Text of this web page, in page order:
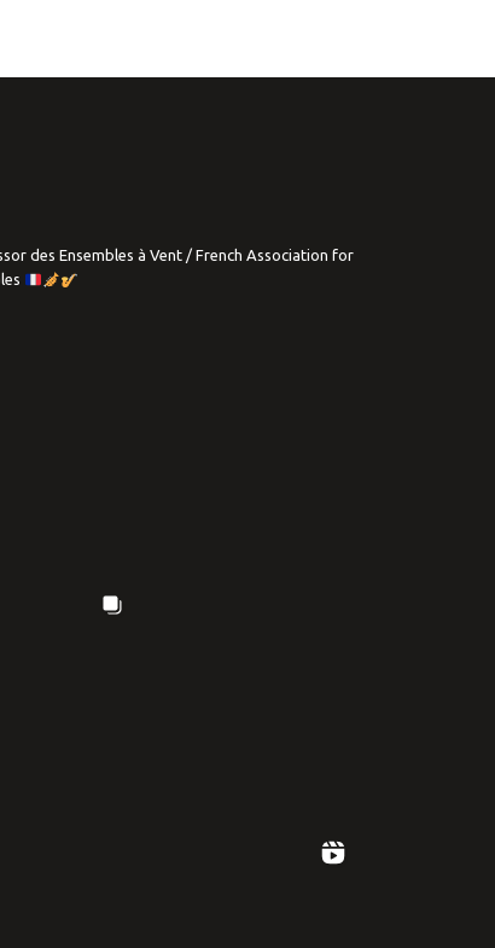
des Ensembles à Vent / French Association for